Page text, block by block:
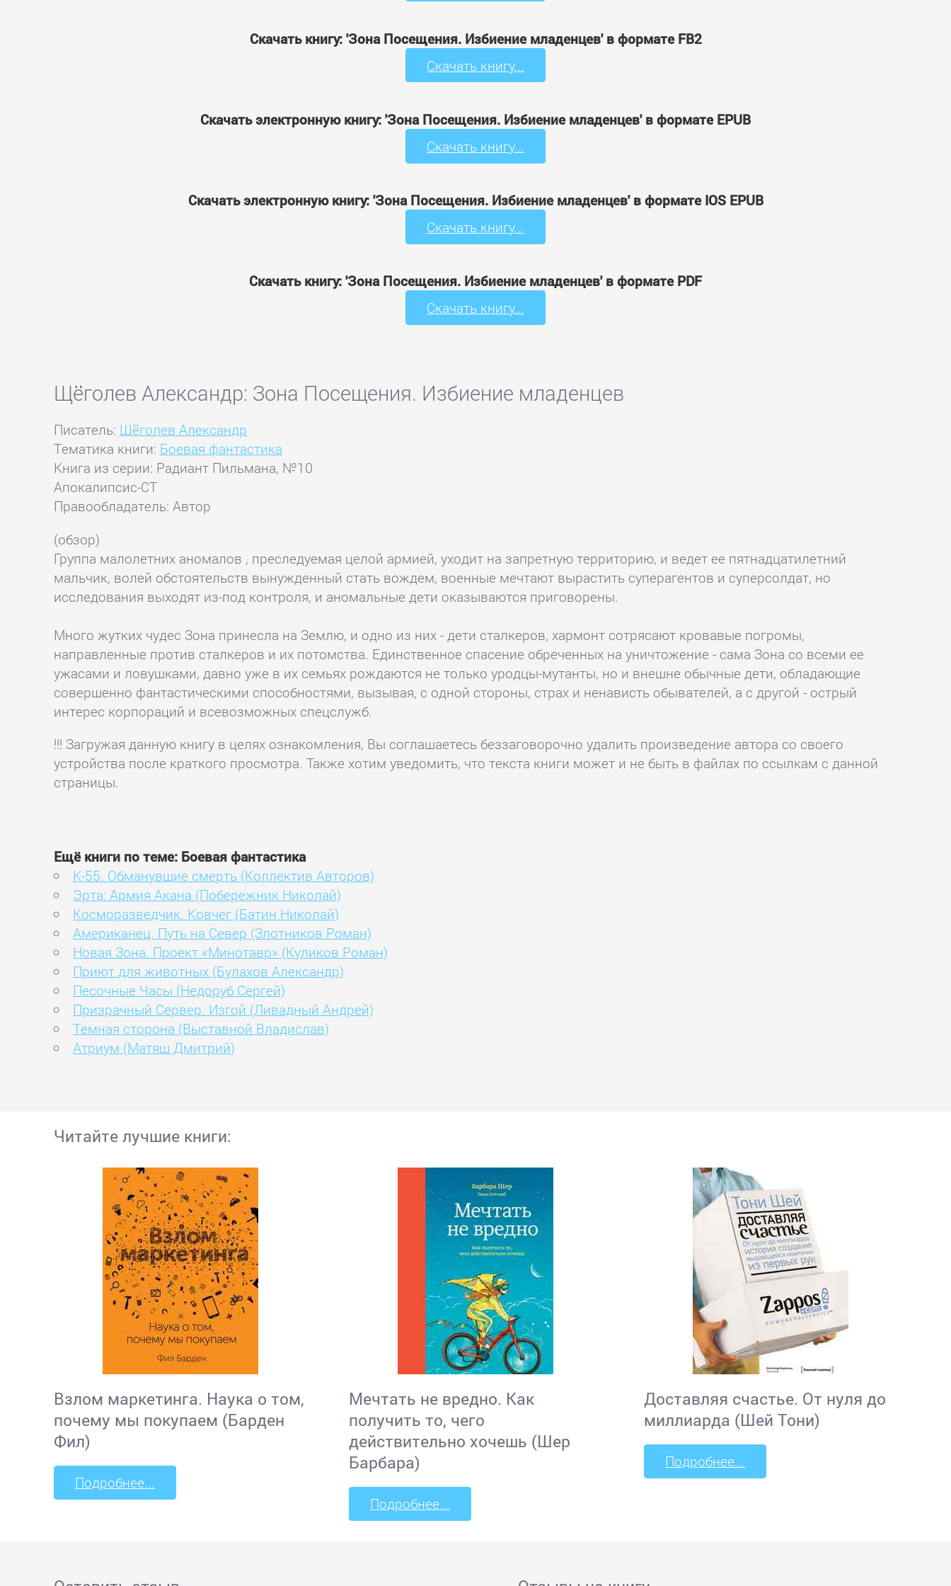
Скачать книгу: 'Зона Посещения. Избиение младенцев' в формате FB2
Скачать книгу...
Скачать электронную книгу: 'Зона Посещения. Избиение младенцев' в формате EPUB
Скачать книгу...
Скачать электронную книгу: 'Зона Посещения. Избиение младенцев' в формате IOS EPUB
Скачать книгу...
Скачать книгу: 'Зона Посещения. Избиение младенцев' в формате PDF
Скачать книгу...
Щёголев Александр: Зона Посещения. Избиение младенцев
Писатель: Щёголев Александр
Тематика книги: Боевая фантастика
Книга из серии: Радиант Пильмана, №10
Апокалипсис-СТ
Правообладатель: Автор
(обзор)
Группа малолетних аномалов , преследуемая целой армией, уходит на запретную территорию, и ведет ее пятнадцатилетний
мальчик, волей обстоятельств вынужденный стать вождем, военные мечтают вырастить суперагентов и суперсолдат, но
исследования выходят из-под контроля, и аномальные дети оказываются приговорены.
Много жутких чудес Зона принесла на Землю, и одно из них - дети сталкеров, хармонт сотрясают кровавые погромы,
направленные против сталкеров и их потомства. Единственное спасение обреченных на уничтожение - сама Зона со всеми ее
ужасами и ловушками, давно уже в их семьях рождаются не только уродцы-мутанты, но и внешне обычные дети, обладающие
совершенно фантастическими способностями, вызывая, с одной стороны, страх и ненависть обывателей, а с другой - острый
интерес корпораций и всевозможных спецслужб.
!!! Загружая данную книгу в целях ознакомления, Вы соглашаетесь беззаговорочно удалить произведение автора со своего
устройства после краткого просмотра. Также хотим уведомить, что текста книги может и не быть в файлах по ссылкам с данной
страницы.
Ещё книги по теме: Боевая фантастика
К-55. Обманувшие смерть (Коллектив Авторов)
Эрта: Армия Акана (Побережник Николай)
Косморазведчик. Ковчег (Батин Николай)
Американец. Путь на Север (Злотников Роман)
Новая Зона. Проект «Минотавр» (Куликов Роман)
Приют для животных (Булахов Александр)
Песочные Часы (Недоруб Сергей)
Призрачный Сервер. Изгой (Ливадный Андрей)
Темная сторона (Выставной Владислав)
Атриум (Матяш Дмитрий)
Читайте лучшие книги:
Взлом маркетинга. Наука о том,
почему мы покупаем (Барден
Фил)
Подробнее...
Мечтать не вредно. Как
получить то, чего
действительно хочешь (Шер
Барбара)
Подробнее...
Доставляя счастье. От нуля до
миллиарда (Шей Тони)
Подробнее...